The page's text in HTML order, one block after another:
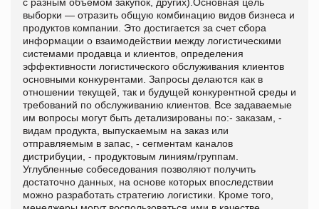
выборки — отразить общую комбинацию видов бизнеса и
продуктов компании. Это достигается за счет сбора
информации о взаимодействии между логистическими
системами продавца и клиентов, определения
эффективности логистического обслуживания клиентов
основными конкурентами. Запросы делаются как в
отношении текущей, так и будущей конкурентной среды и
требований по обслуживанию клиентов. Все задаваемые
им вопросы могут быть детализированы по:- заказам, -
видам продукта, выпускаемым на заказ или
отправляемым в запас, - сегментам каналов
дистрибуции, - продуктовым линиям/группам.
Углубленные собеседования позволяют получить
достаточно данных, на основе которых впоследствии
можно разработать стратегию логистики. Кроме того,